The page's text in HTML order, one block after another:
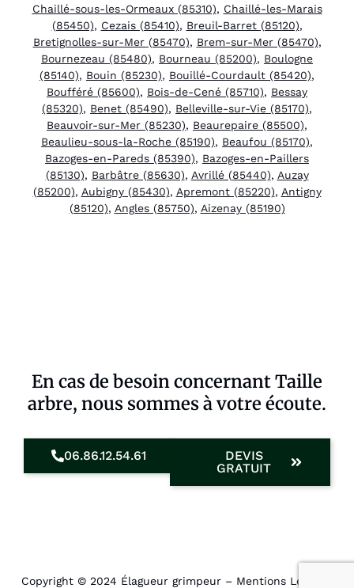
Chaillé-sous-les-Ormeaux (85310), Chaillé-les-Marais
(85450), Cezais (85410), Breuil-Barret (85120),
Bretignolles-sur-Mer (85470), Brem-sur-Mer (85470),
Bournezeau (85480), Bourneau (85200), Boulogne
(85140), Bouin (85230), Bouillé-Courdault (85420),
Boufféré (85600), Bois-de-Cené (85710), Bessay
(85320), Benet (85490), Belleville-sur-Vie (85170),
Beauvoir-sur-Mer (85230), Beaurepaire (85500),
Beaulieu-sous-la-Roche (85190), Beaufou (85170),
Bazoges-en-Pareds (85390), Bazoges-en-Paillers
(85130), Barbâtre (85630), Avrillé (85440), Auzay
(85200), Aubigny (85430), Apremont (85220), Antigny
(85120), Angles (85750), Aizenay (85190)
En cas de besoin concernant Taille
arbre, nous sommes à votre écoute.
06.86.12.54.61
DEVIS
GRATUIT
Copyright © 2024 Élagueur grimpeur – Mentions Légales